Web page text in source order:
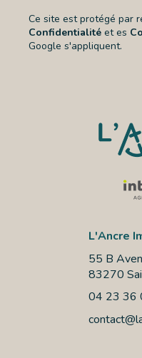
Ce site est protégé par
Confidentialité et es
Google s'appliquent.
L'Ancre
55 B
83270
04 23 36